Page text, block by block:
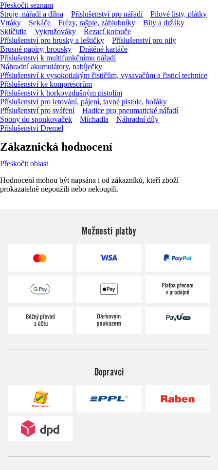
Přeskočit seznam
Stroje, nářadí a dílna
Příslušenství pro nářadí
Pilové listy, plátky
Vrtáky
Sekáče Frézy, rašple, záhlubníky
Bity a držáky
Sklíčidla
Vykružováky
Řezací kotouče
Příslušenství pro brusky a leštičky
Příslušenství pro pily
Brusné papíry, brousky
Drátěné kartáče
Příslušenství k multifunkčnímu nářadí
Náhradní akumulátory, nabíječky
Příslušenství k vysokotlakým čističům, vysavačům a čisticí technice
Příslušenství ke kompresorům
Příslušenství k horkovzdušným pistolím
Příslušenství pro letování, pájení, tavné pistole, hořáky
Příslušenství pro sváření
Hadice pro pneumatické nářadí
Spony do sponkovaček
Míchadla
Náhradní díly
Příslušenství Dremel
Zákaznická hodnocení
Přeskočit oblast
Hodnocení mohou být napsána i od zákazníků, kteří zboží
prokazatelně nepoužili nebo nekoupili.
Možnosti platby
Dopravci